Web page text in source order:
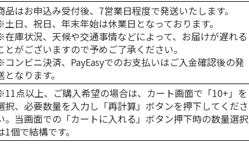
品はお申込み受付後、7営業日程度で発送いたします。
日、祝日、年末年始は休業日となっております。
庫状況、天候や交通事情などによって、お届けが遅れる
とがございますので予めご了承ください。
ンビニ決済、PayEasyでのお支払いはご入金確認後の発
となります。
点以上、ご購入希望の場合は、カート画面で「10+」を
択、必要数量を入力し「再計算」ボタンを押下してくださ
。当画面での「カートに入れる」ボタン押下時の数量選択
1個で結構です。